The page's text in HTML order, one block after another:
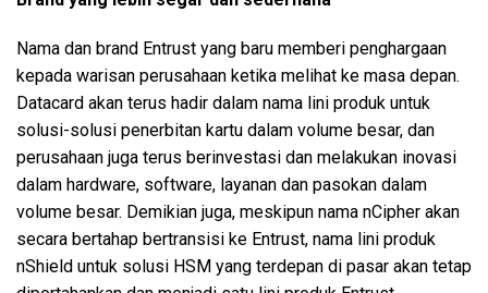
Nama dan brand Entrust yang baru memberi penghargaan
kepada warisan perusahaan ketika melihat ke masa depan.
Datacard akan terus hadir dalam nama lini produk untuk
solusi-solusi penerbitan kartu dalam volume besar, dan
perusahaan juga terus berinvestasi dan melakukan inovasi
dalam hardware, software, layanan dan pasokan dalam
volume besar. Demikian juga, meskipun nama nCipher akan
secara bertahap bertransisi ke Entrust, nama lini produk
nShield untuk solusi HSM yang terdepan di pasar akan tetap